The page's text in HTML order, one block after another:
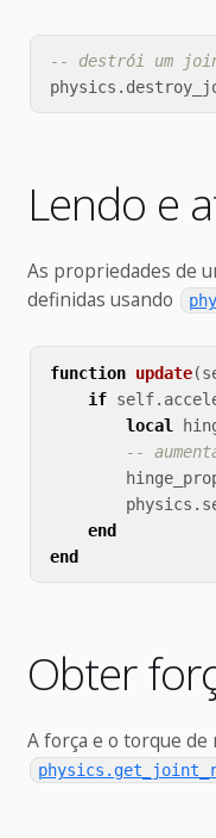
-- destrói um
physics .
Lendo e
As propriedades de
definidas usando
function update(
if self.
local
--
physics .
end
end
Obter
A força e o torque de